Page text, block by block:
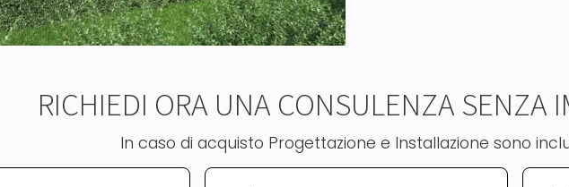
RICHIEDI ORA UNA CONSULENZA SENZA
In caso di acquisto Progettazione e Installazione sono